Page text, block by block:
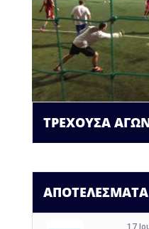
ΤΡΕΧΟΥΣΑ
ΑΠΟΤΕΛΕΣΜΑΤΑ